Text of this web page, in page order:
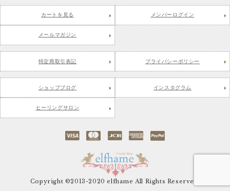
カートを見る メンバーログイン
メールマガジン
特定商取引表記 プライバシーポリシー
ショップブログ インスタグラム
ヒーリングサロン
Copyright ©2013-2020 elfhame All Rights Reserved.